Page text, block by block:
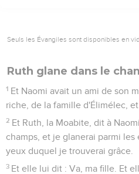
Seuls les Évangiles sont disponibles en
Ruth glane dans le
1 Et Naomi avait un ami de son
riche, de la famille d'Élimélec,
2 Et Ruth, la Moabite, dit à
champs, et je glanerai parmi
yeux duquel je trouverai grâce.
3 Et elle lui dit : Va, ma fille. Et